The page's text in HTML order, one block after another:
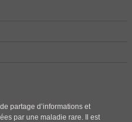
partage d’informations et
par une maladie rare. Il est